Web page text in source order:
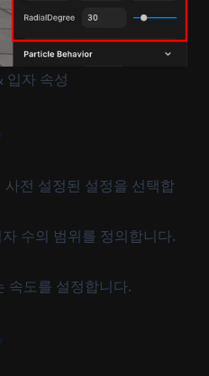
입자 속성
사전 설정된 설정을 선택합
수의 범위를 정의합니다.
속도를 설정합니다.